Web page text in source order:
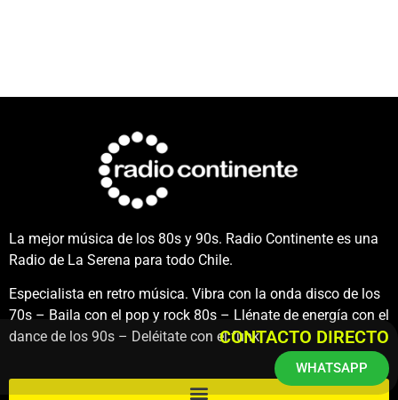
La mejor música de los 80s y 90s. Radio Continente es una
Radio de La Serena para todo Chile.
Especialista en retro música. Vibra con la onda disco de los
70s – Baila con el pop y rock 80s – Llénate de energía con el
dance de los 90s – Deléitate con el funk.CONTACTO DIRECTO
WHATSAPP